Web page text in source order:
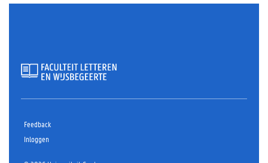
Feedback
Inloggen